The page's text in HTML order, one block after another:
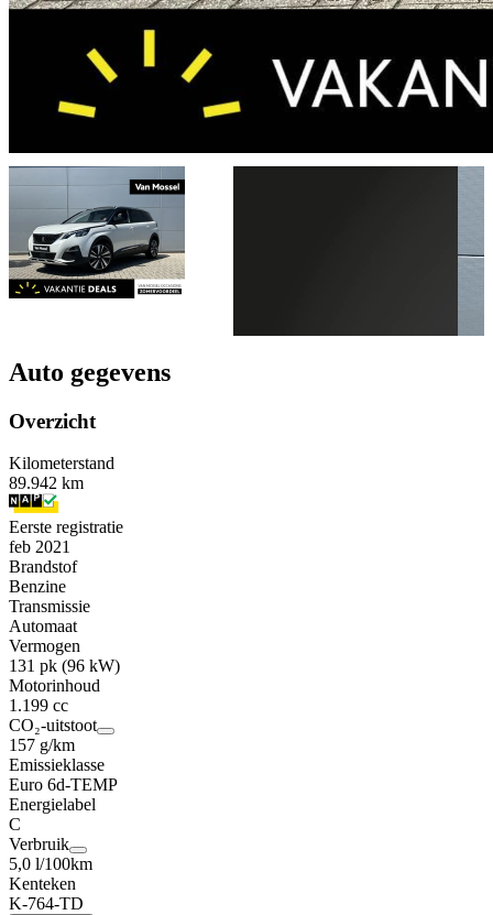
Auto gegevens
Overzicht
Kilometerstand
89.942 km
Eerste registratie
feb 2021
Brandstof
Benzine
Transmissie
Automaat
Vermogen
131 pk (96 kW)
Motorinhoud
1.199 cc
CO₂-uitstoot
157 g/km
Emissieklasse
Euro 6d-TEMP
Energielabel
C
Verbruik
5,0 l/100km
Kenteken
K-764-TD